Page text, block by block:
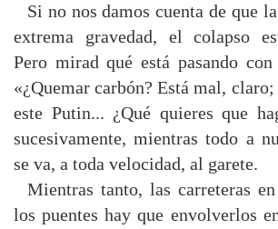
Si no nos damos cuenta de que
extrema gravedad, el colapso
Pero mirad qué está pasando
«¿Quemar carbón? Está mal, claro;
este Putin... ¿Qué quieres que
sucesivamente, mientras todo a
se va, a toda velocidad, al garete.
Mientras tanto, las carreteras
los puentes hay que envolverlos